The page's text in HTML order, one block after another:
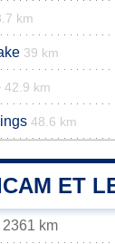
km
39 km
42.9 km
48.6 km
ET
2361 km